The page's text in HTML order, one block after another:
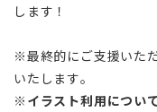
します！
※最終的にご支援いた
いたします。
※イラスト利用につい